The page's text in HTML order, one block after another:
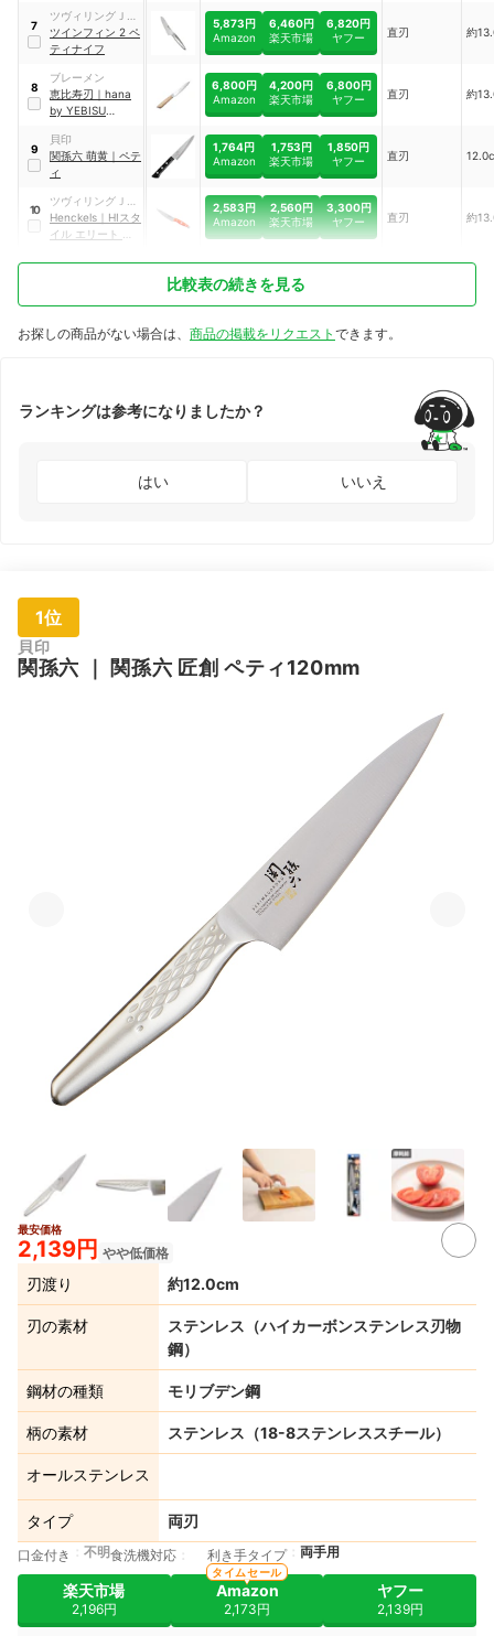
7
ツヴィリングＪ．
Ａ．ヘンケルス
ツインフィン 2 ペ
ティナイフ
5,873円
Amazon
6,460円
楽天市場
6,820円
ヤフー
直刃 約
8
ブレーメン
恵比寿刃 ｜ hana
by YEBISU
フ
6,800円
Amazon
4,200円
楽天市場
6,800円
ヤフー
直刃 約
9
貝印
関孫六 萌黄 ｜ ペテ
ィ
1,764円
Amazon
1,753円
楽天市場
1,850円
ヤフー
直刃
10
ツヴィリングＪ．
Ａ．ヘンケルスジ
ャパン
Henckels ｜ HIスタ
イル エリート ペ
2,583円
Amazon
2,560円
楽天市場
3,300円
ヤフー
直刃 約
比較表の続きを見る
お探しの商品がない場合は、 商品の掲載をリクエスト できます。
ランキングは参考になりましたか？
はい いいえ
1位
貝印
関孫六 ｜ 関孫六 匠創 ペティ120mm
最安価格
2,139円 やや低価格
刃渡り 約12.0cm
刃の素材
ステンレス（ハイカーボンステンレス刃物
鋼）
鋼材の種類 モリブデン鋼
柄の素材 ステンレス（18-8ステンレススチール）
オールステンレス
タイプ 両刃
口金付き 不明食洗機対応 利き手タイプ 両手用
楽天市場
2,196円
Amazon
2,173円
タイムセール
ヤフー
2,139円